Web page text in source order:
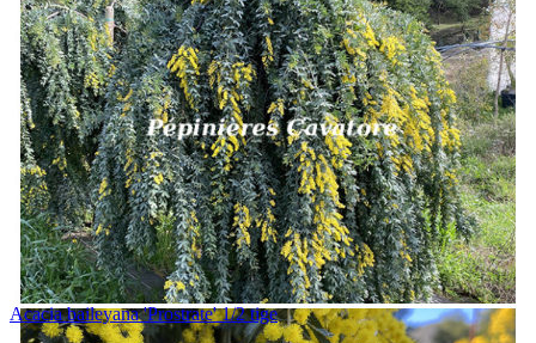
Acacia baileyana 'Prostrate' 1/2 tige